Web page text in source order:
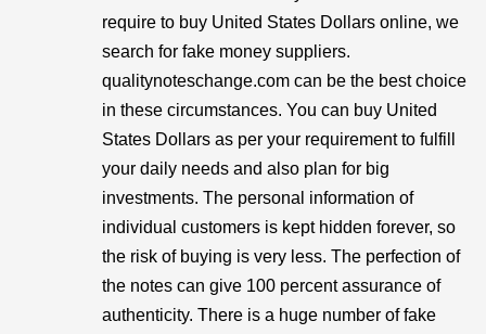
require to buy United States Dollars online, we
search for fake money suppliers.
qualitynoteschange.com can be the best choice
in these circumstances. You can buy United
States Dollars as per your requirement to fulfill
your daily needs and also plan for big
investments. The personal information of
individual customers is kept hidden forever, so
the risk of buying is very less. The perfection of
the notes can give 100 percent assurance of
authenticity. There is a huge number of fake